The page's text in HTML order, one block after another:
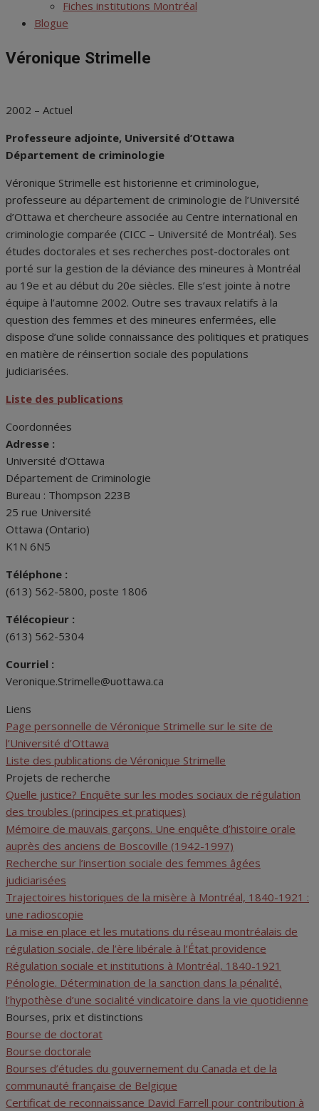
Fiches institutions Montréal
Blogue
Véronique Strimelle
2002 – Actuel
Professeure adjointe, Université d’Ottawa
Département de criminologie
Véronique Strimelle est historienne et criminologue,
professeure au département de criminologie de l’Université
d’Ottawa et chercheure associée au Centre international en
criminologie comparée (CICC – Université de Montréal). Ses
études doctorales et ses recherches post-doctorales ont
porté sur la gestion de la déviance des mineures à Montréal
au 19e et au début du 20e siècles. Elle s’est jointe à notre
équipe à l’automne 2002. Outre ses travaux relatifs à la
question des femmes et des mineures enfermées, elle
dispose d’une solide connaissance des politiques et pratiques
en matière de réinsertion sociale des populations
judiciarisées.
Liste des publications
Coordonnées
Adresse :
Université d’Ottawa
Département de Criminologie
Bureau : Thompson 223B
25 rue Université
Ottawa (Ontario)
K1N 6N5
Téléphone :
(613) 562-5800, poste 1806
Télécopieur :
(613) 562-5304
Courriel :
Veronique.Strimelle@uottawa.ca
Liens
Page personnelle de Véronique Strimelle sur le site de
l’Université d’Ottawa
Liste des publications de Véronique Strimelle
Projets de recherche
Quelle justice? Enquête sur les modes sociaux de régulation
des troubles (principes et pratiques)
Mémoire de mauvais garçons. Une enquête d’histoire orale
auprès des anciens de Boscoville (1942-1997)
Recherche sur l’insertion sociale des femmes âgées
judiciarisées
Trajectoires historiques de la misère à Montréal, 1840-1921 :
une radioscopie
La mise en place et les mutations du réseau montréalais de
régulation sociale, de l’ère libérale à l’État providence
Régulation sociale et institutions à Montréal, 1840-1921
Pénologie. Détermination de la sanction dans la pénalité,
l’hypothèse d’une socialité vindicatoire dans la vie quotidienne
Bourses, prix et distinctions
Bourse de doctorat
Bourse doctorale
Bourses d’études du gouvernement du Canada et de la
communauté française de Belgique
Certificat de reconnaissance David Farrell pour contribution à